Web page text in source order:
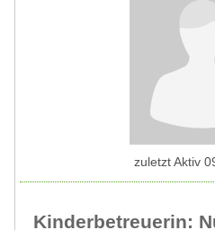
Kinderbetreuerin:
zuletzt Aktiv